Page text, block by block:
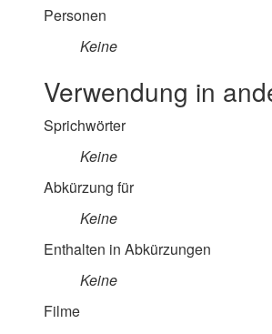
Personen
Keine
Verwendung in
Sprichwörter
Keine
Abkürzung für
Keine
Enthalten in Abkürzungen
Keine
Filme